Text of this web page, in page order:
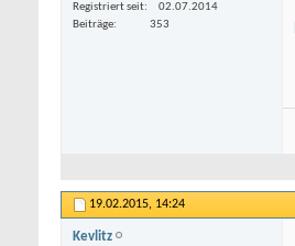
Registriert seit
02.07.2014
Beiträge
353
19.02.2015, 14:24
Kevlitz